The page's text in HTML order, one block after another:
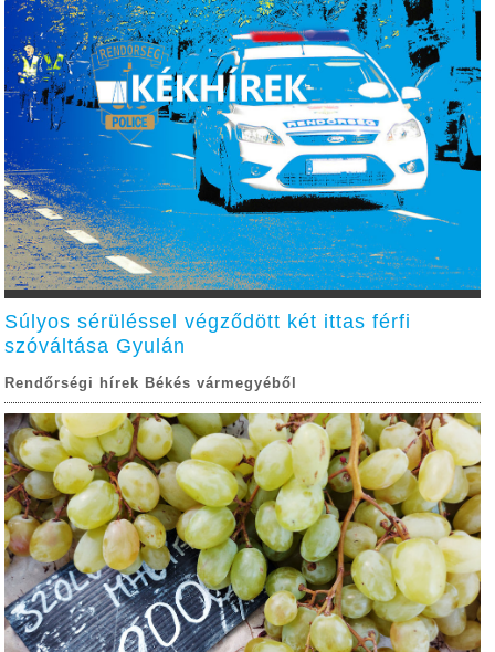
Súlyos sérüléssel végződött két ittas férfi
szóváltása Gyulán
Rendőrségi hírek Békés vármegyéből